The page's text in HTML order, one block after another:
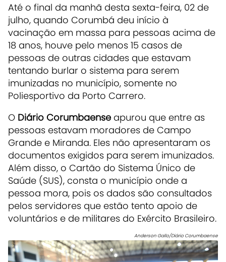
Até o final da manhã desta sexta-feira, 02 de
julho, quando Corumbá deu início à
vacinação em massa para pessoas acima de
18 anos, houve pelo menos 15 casos de
pessoas de outras cidades que estavam
tentando burlar o sistema para serem
imunizadas no município, somente no
Poliesportivo da Porto Carrero.
O Diário Corumbaense apurou que entre as
pessoas estavam moradores de Campo
Grande e Miranda. Eles não apresentaram os
documentos exigidos para serem imunizados.
Além disso, o Cartão do Sistema Único de
Saúde (SUS), consta o município onde a
pessoa mora, pois os dados são consultados
pelos servidores que estão tento apoio de
voluntários e de militares do Exército Brasileiro.
Anderson Gallo/Diário Corumbaense